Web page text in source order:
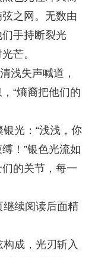
之网。无数由
手持断裂光
芒。
浅失声喊道，
“熵裔把他们的
光：“浅浅，你
！”银色光流如
的关节，每一
续阅读后面精
成，光刃斩入